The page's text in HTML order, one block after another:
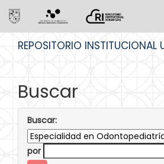
REPOSITORIO INSTITUCIONAL
Buscar
Buscar:
por